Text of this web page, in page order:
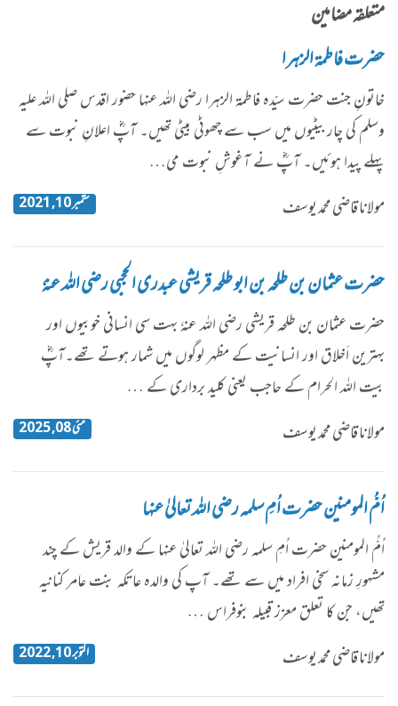
متعلقہ مضامین
حضرت فاطمۃ الزہرا
خاتونِ جنت حضرت سیّدہ فاطمۃ الزہرا رضی اللہ عنہا حضور اقدس صلی اللہ علیہ
وسلم کی چار بیٹیوں میں سب سے چھوٹی بیٹی تھیں۔ آپؓ اعلانِ نبوت سے
پہلے پیدا ہوئیں۔ آپؓ نے آغوشِ نبوت می…
مولانا قاضی محمد یوسف
ستمبر 10, 2021
حضرت عثمان بن طلحہ بن ابو طلحہ قریشی عبدری الحجبی رضی اللہ عنہٗ
​​حضرت عثمان بن طلحہ قریشی رضی اللہ عنہٗ بہت سی انسانی خوبیوں اور
بہترین اَخلاق اور انسانیت کے مظہر لوگوں میں شمار ہوتے تھے۔آپؓ
بیت اللہ الحرام کے حاجب یعنی کلید برداری کے …
مولانا قاضی محمد یوسف
مئی 08, 2025
اُمُّ المومنین حضرت اُمِ سلمہ رضی اللہ تعالیٰ عنہا
اُمُّ المومنین حضرت اُمِ سلمہ رضی اللہ تعالیٰ عنہا کے والد قریش کے چند
مشہورِ زمانہ سخی افراد میں سے تھے۔ آپ کی والدہ عاتکہ بنت عامر کنانیہ
تھیں، جن کا تعلق معزز قبیلہ بنوفراس …
مولانا قاضی محمد یوسف
اکتوبر 10, 2022